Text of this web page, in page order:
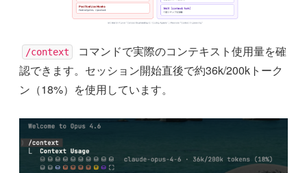
/context
コマンドで実際のコンテキスト使用量を確
認できます。セッション開始直後で約36k/200kトーク
ン（18%）を使用しています。